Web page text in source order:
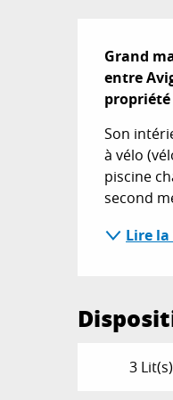
Grand
entre
propriété
Son
à vélo
piscine
second
Lire
3